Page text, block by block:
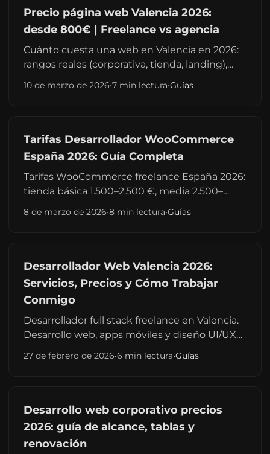
Precio página web Valencia 2026:
desde 800€ | Freelance vs agencia
Cuánto cuesta una web en Valencia en 2026:
rangos reales (corporativa, tienda, landing),
qué incluye el presupuesto y cómo no pagar
10 de marzo de 2026•7 min lectura•Guías
Tarifas Desarrollador WooCommerce
España 2026: Guía Completa
Tarifas WooCommerce freelance España 2026:
tienda básica 1.500–2.500 €, media 2.500–
4.000 €, avanzada 5.000–12.000 €; hora 40–80
8 de marzo de 2026•8 min lectura•Guías
Desarrollador Web Valencia 2026:
Servicios, Precios y Cómo Trabajar
Conmigo
Desarrollador full stack freelance en Valencia.
Desarrollo web, apps móviles y diseño UI/UX
para empresas y startups. Precios
27 de febrero de 2026•6 min lectura•Guías
Desarrollo web corporativo precios
2026: guía de alcance, tablas y
renovación